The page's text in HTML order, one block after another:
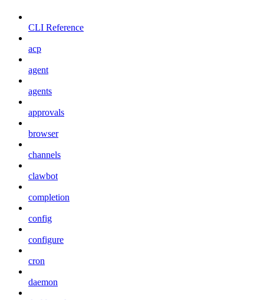
CLI Reference
acp
agent
agents
approvals
browser
channels
clawbot
completion
config
configure
cron
daemon